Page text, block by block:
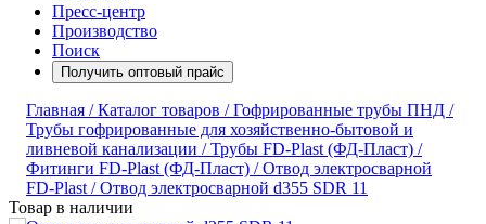
Пресс-центр
Производство
Поиск
Получить оптовый прайс
Главная /Каталог товаров /Гофрированные трубы ПНД /
Трубы гофрированные для хозяйственно-бытовой и
ливневой канализации /Трубы FD-Plast (ФД-Пласт) /
Фитинги FD-Plast (ФД-Пласт) /Отвод электросварной
FD-Plast /Отвод электросварной d355 SDR 11
Товар в наличии